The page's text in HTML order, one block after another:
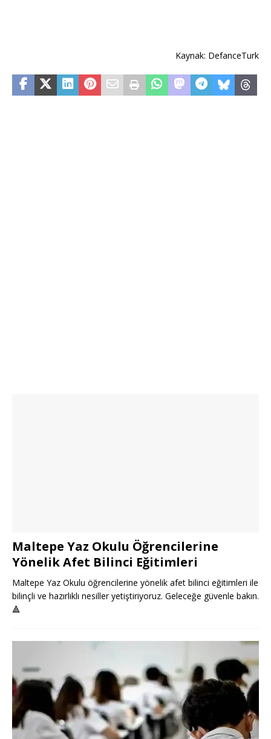
Kaynak: DefanceTurk
Maltepe Yaz Okulu Öğrencilerine
Yönelik Afet Bilinci Eğitimleri
Maltepe Yaz Okulu öğrencilerine yönelik afet bilinci eğitimleri ile
bilinçli ve hazırlıklı nesiller yetiştiriyoruz. Geleceğe güvenle bakın.
🔺